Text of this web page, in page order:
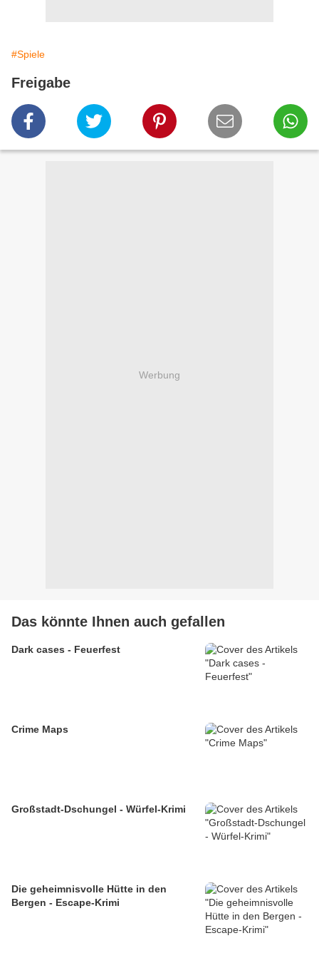
#Spiele
Freigabe
Werbung
Das könnte Ihnen auch gefallen
Dark cases - Feuerfest
Crime Maps
Großstadt-Dschungel - Würfel-Krimi
Die geheimnisvolle Hütte in den
Bergen - Escape-Krimi